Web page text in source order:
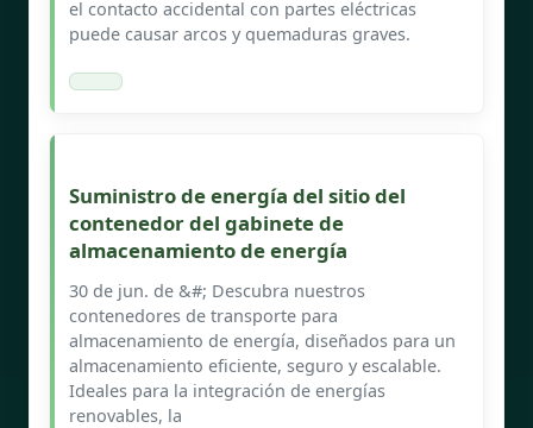
el contacto accidental con partes eléctricas
puede causar arcos y quemaduras graves.
Suministro de energía del sitio del
contenedor del gabinete de
almacenamiento de energía
30 de jun. de &#; Descubra nuestros
contenedores de transporte para
almacenamiento de energía, diseñados para un
almacenamiento eficiente, seguro y escalable.
Ideales para la integración de energías
renovables, la